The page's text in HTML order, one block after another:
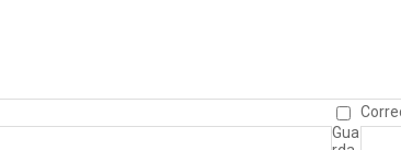
Gua